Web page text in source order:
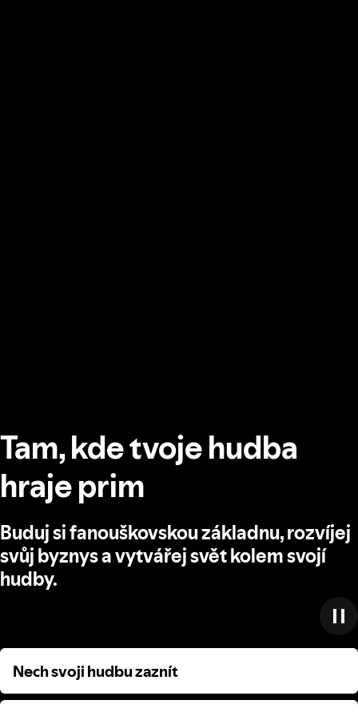
Tam, kde tvoje hudba
hraje prim
Buduj si fanouškovskou základnu, rozvíjej
svůj byznys a vytvářej svět kolem svojí
hudby.
Nech svoji hudbu zaznít
Nech svoji hudbu zaznít